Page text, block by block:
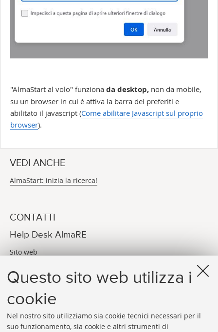
Questo sito web utilizza i
cookie
Nel nostro sito utilizziamo sia cookie tecnici necessari per il
suo funzionamento, sia cookie e altri strumenti di
"AlmaStart al volo" funziona da desktop, non da mobile,
su un browser in cui è attiva la barra dei preferiti e
abilitato il javascript (Come abilitare Javascript sul proprio
browser).
VEDI ANCHE
AlmaStart: inizia la ricerca!
CONTATTI
Help Desk AlmaRE
Sito web
E-MAIL
assistenza-almare@unibo.it